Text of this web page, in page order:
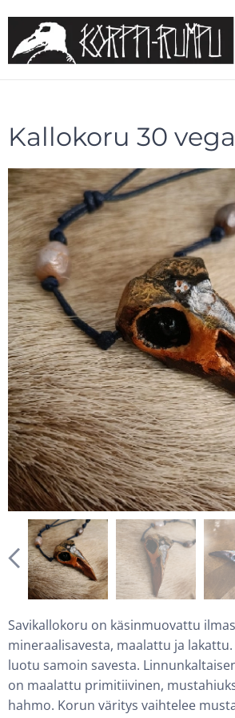
Kallokoru 30
Savikallokoru on käsinmuovattu
mineraalisavesta, maalattu ja
luotu samoin savesta.
on maalattu primitiivinen,
hahmo. Korun väritys vaihtelee